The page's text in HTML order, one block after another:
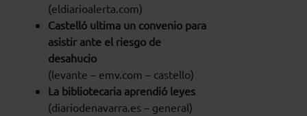
(eldiarioalerta.com)
Castelló ultima un convenio para
asistir ante el riesgo de
desahucio
(levante – emv.com – castello)
La bibliotecaria aprendió leyes
(diariodenavarra.es – general)